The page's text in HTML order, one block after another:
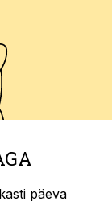
päeva